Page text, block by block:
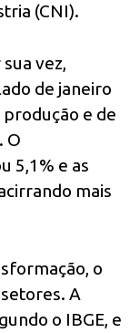
(CNI).
vez,
de janeiro
e de
O
5,1% e as
mais
o
A
o IBGE, e